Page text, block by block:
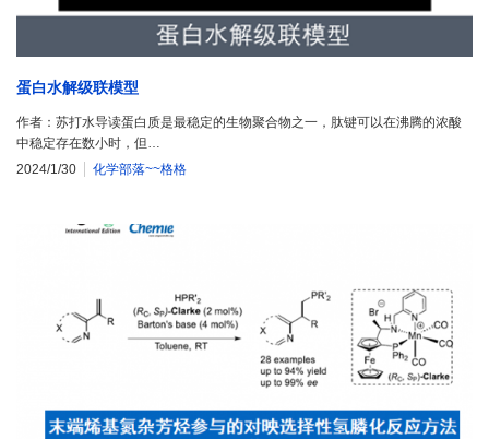
蛋白水解级联模型
作者：苏打水导读蛋白质是最稳定的生物聚合物之一，肽键可以在沸腾的浓酸
中稳定存在数小时，但…
2024/1/30
化学部落~~格格